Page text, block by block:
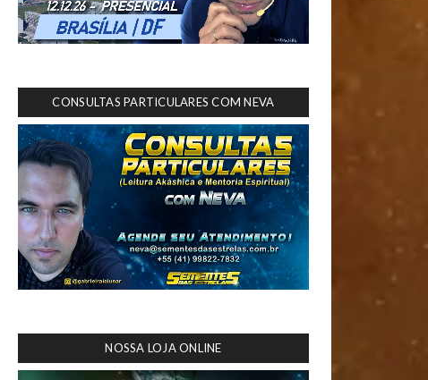
CONSULTAS PARTICULARES COM NEVA
NOSSA LOJA ONLINE